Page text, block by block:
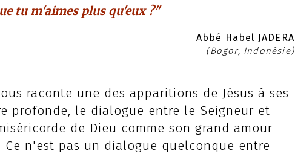
tu m'aimes plus qu'eux ?"
Abbé Habel JADERA
(Bogor, Indonésie)
raconte une des apparitions de Jésus à ses
profonde, le dialogue entre le Seigneur et
de Dieu comme son grand amour
n'est pas un dialogue quelconque entre